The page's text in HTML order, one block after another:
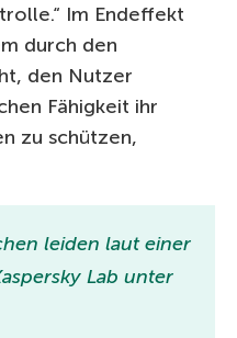
Im Endeffekt
durch den
den Nutzer
Fähigkeit ihr
zu schützen,
leiden laut einer
Lab unter